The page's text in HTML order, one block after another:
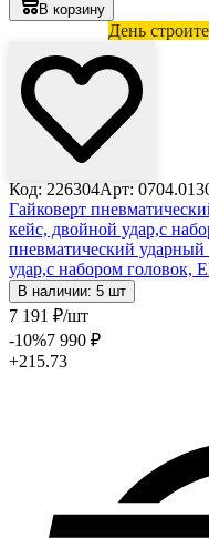
В корзину
День
Код: 226304Арт:
Гайковерт
кейс, двойной удар,с
пневматический
удар,с набором головок,
В наличии: 5 шт
7 191 ₽/шт
-10%7 990 ₽
+215.73